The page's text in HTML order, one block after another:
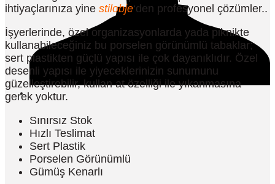
ihtiyaçlarınıza yine stilobje‘den profesyonel çözümler..
İşyerlerinde, özel organizasyonlarda yada piknikte
kullanabileceğiniz bu porselen görünümlü tabaklar;
sert plastikten güçlü yapısı ile çok dayanıklıdır. Özel
desenli yapısı ile yiyeceklerinizin sunumunu
güzelleştirebilir, kullan at özelliği ile yıkanmasına
gerek yoktur.
Sınırsız Stok
Hızlı Teslimat
Sert Plastik
Porselen Görünümlü
Gümüş Kenarlı